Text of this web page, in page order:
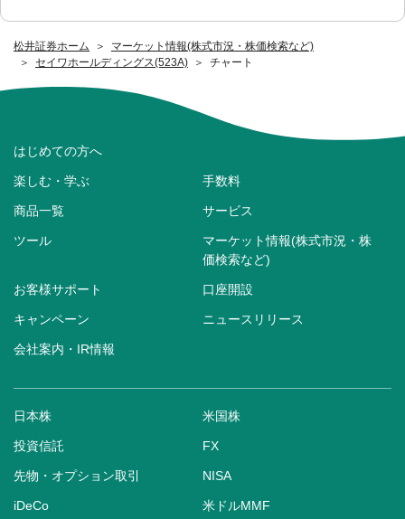
松井証券ホーム
マーケット情報(株式市況・株価検索など)
セイワホールディングス(523A)
チャート
はじめての方へ
楽しむ・学ぶ 手数料
商品一覧 サービス
ツール
マーケット情報(株式市況・株
価検索など)
お客様サポート 口座開設
キャンペーン ニュースリリース
会社案内・IR情報
日本株 米国株
投資信託 FX
先物・オプション取引 NISA
iDeCo 米ドルMMF